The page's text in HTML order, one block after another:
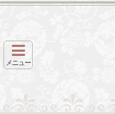
メニュー